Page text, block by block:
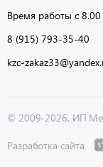
Время работы с
8 (915) 793-35-40
kzc-
© 2009-2026, ИП
Разработка сайта